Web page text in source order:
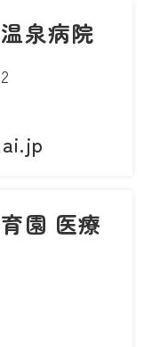
泉病院
園 医療